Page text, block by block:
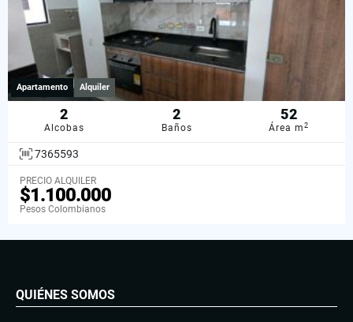
Apartamento Alquiler
2
Alcobas
2
Baños
52
Área m2
7365593
PRECIO ALQUILER
$1.100.000
Pesos Colombianos
QUIÉNES SOMOS